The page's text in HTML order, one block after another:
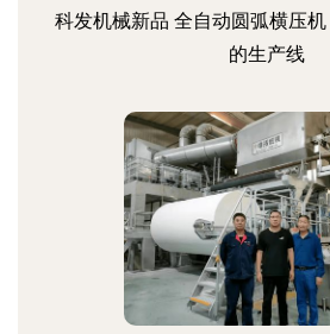
科发机械新品 全自动圆弧横压
的生产线